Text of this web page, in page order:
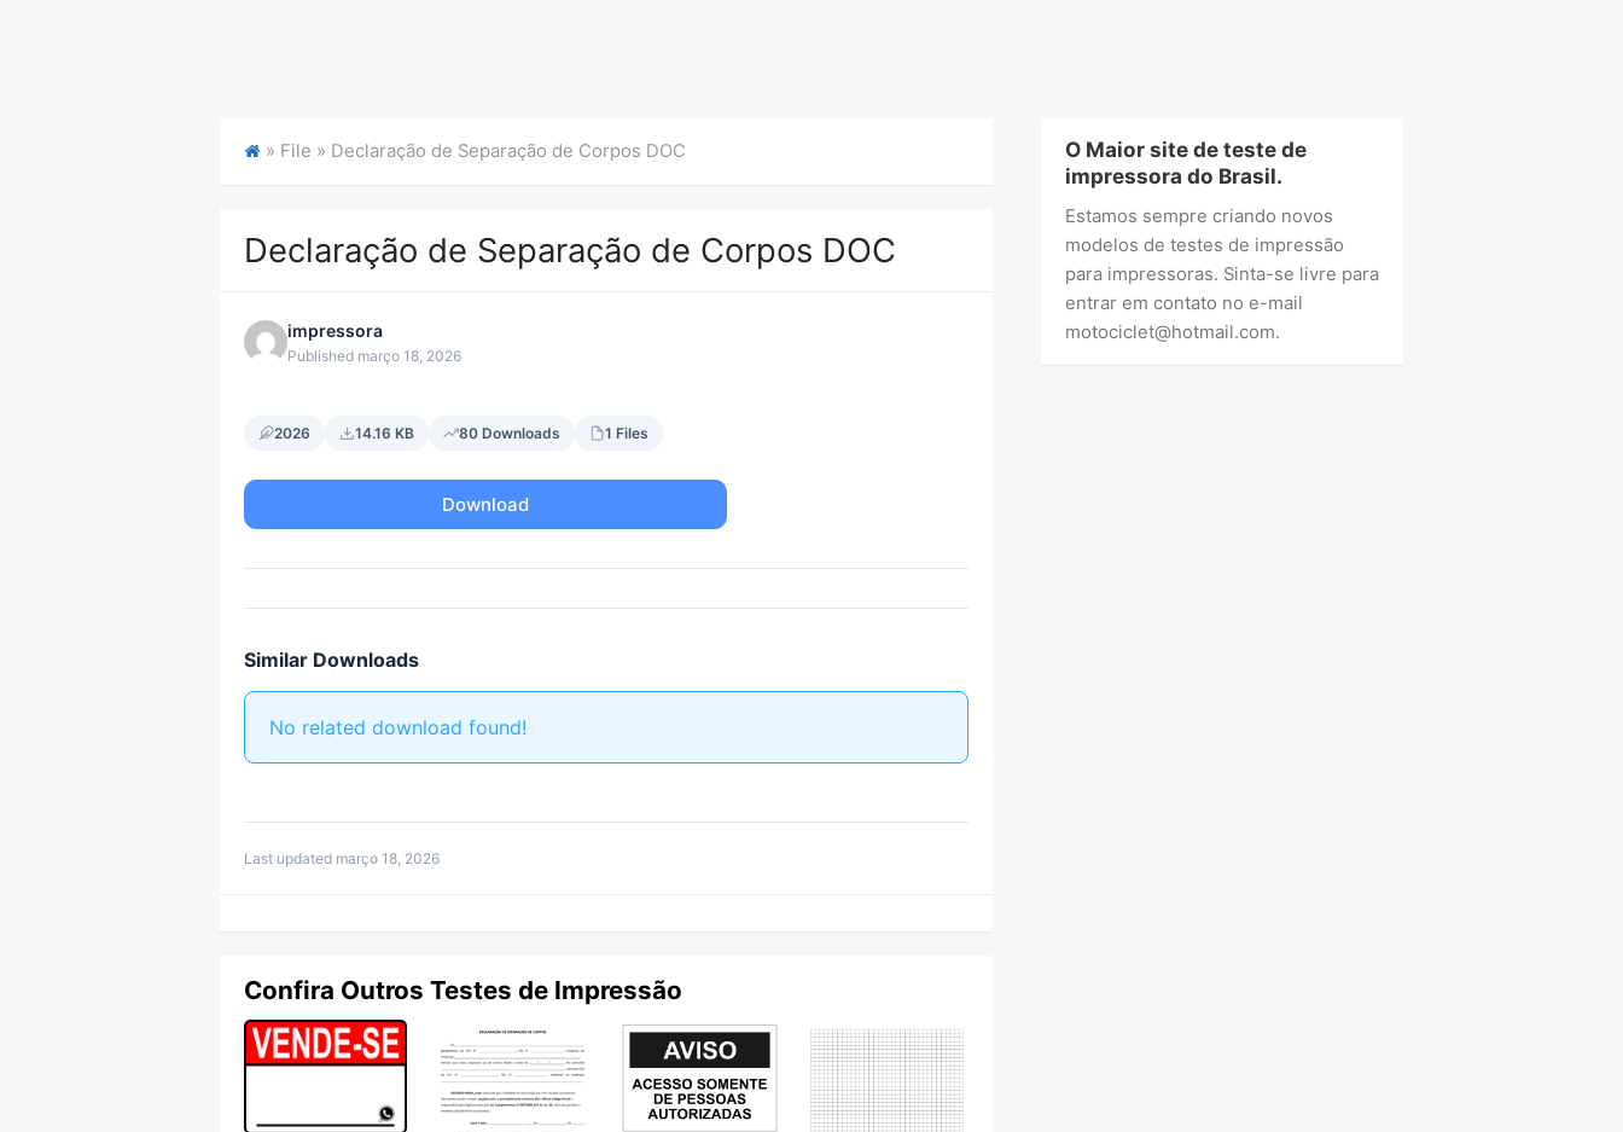
» File » Declaração de Separação de Corpos DOC
Declaração de Separação de Corpos DOC
impressora
Published março 18, 2026
2026 14.16 KB 80 Downloads 1 Files
Download
Similar Downloads
No related download found!
Last updated março 18, 2026
Confira Outros Testes de Impressão
O Maior site de teste de
impressora do Brasil.
Estamos sempre criando novos
modelos de testes de impressão
para impressoras. Sinta-se livre para
entrar em contato no e-mail
motociclet@hotmail.com.